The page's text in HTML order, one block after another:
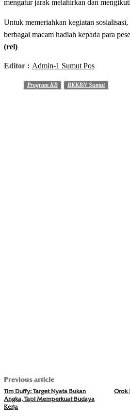
mengatur jarak melahirkan dan
Untuk memeriahkan kegiatan
berbagai macam hadiah kepada para
(rel)
Editor : Admin-1 Sumut Pos
Program KB BKKBN Sumut
Previous article
Tim Duffy: Target Nyata Bukan
Angka, Tapi Memperkuat Budaya
Kerja
Orok